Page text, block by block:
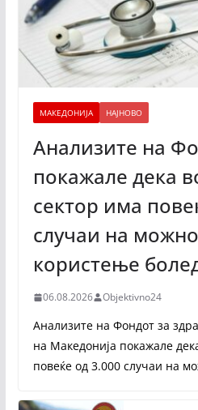
МАКЕДОНИЈА НАЈНОВО
Анализите на
покажале дека
сектор има
случаи на
користење
06.08.2026 Objektivno24
Анализите на Фондот за
на Македонија покажале
повеќе од 3.000 случаи на